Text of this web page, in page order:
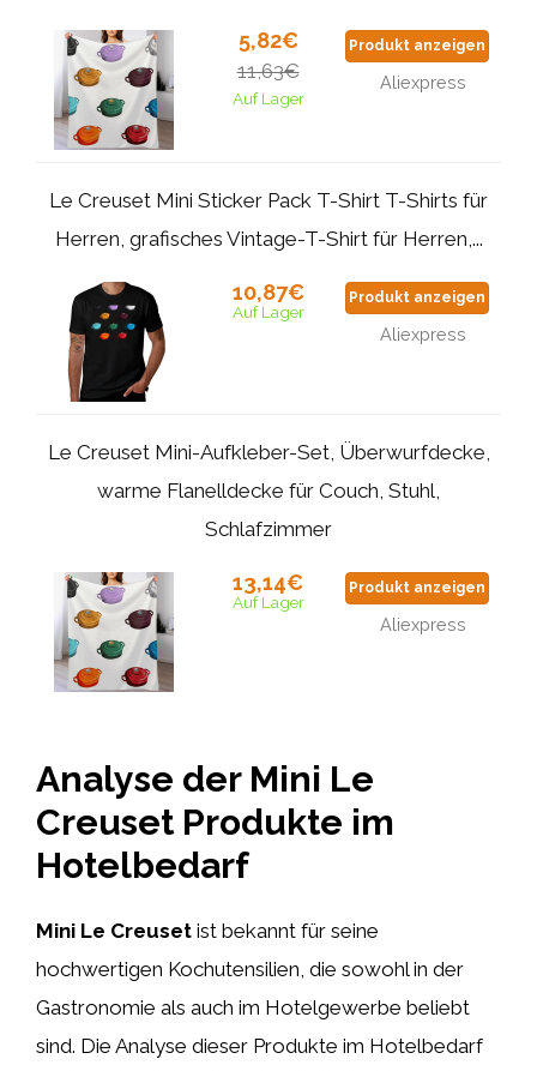
5,82€
11,63€
Auf Lager
Produkt anzeigen
Aliexpress
Le Creuset Mini Sticker Pack T-Shirt T-Shirts für
Herren, grafisches Vintage-T-Shirt für Herren,...
10,87€
Auf Lager
Produkt anzeigen
Aliexpress
Le Creuset Mini-Aufkleber-Set, Überwurfdecke,
warme Flanelldecke für Couch, Stuhl,
Schlafzimmer
13,14€
Auf Lager
Produkt anzeigen
Aliexpress
Analyse der Mini Le
Creuset Produkte im
Hotelbedarf
Mini Le Creuset ist bekannt für seine
hochwertigen Kochutensilien, die sowohl in der
Gastronomie als auch im Hotelgewerbe beliebt
sind. Die Analyse dieser Produkte im Hotelbedarf